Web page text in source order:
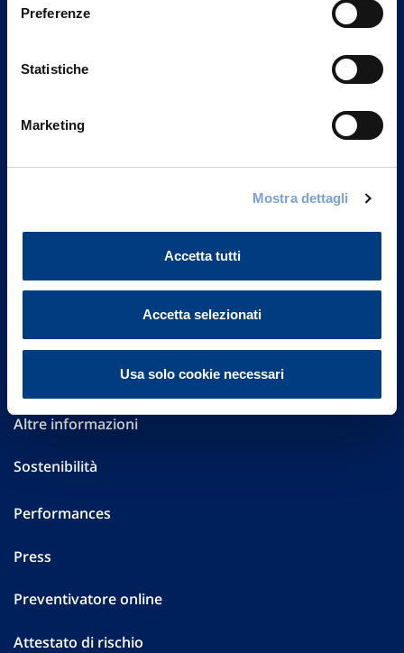
Preferenze
Statistiche
Marketing
Mostra dettagli
Accetta tutti
Accetta selezionati
Usa solo cookie necessari
20149 Milano
FAQ
Governance
Investor Relations
Altre informazioni
Sostenibilità
Performances
Press
Preventivatore online
Attestato di rischio